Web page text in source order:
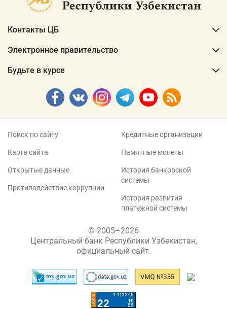
Контакты ЦБ
Электронное правительство
Будьте в курсе
Поиск по сайту
Карта сайта
Открытые данные
Противодействие коррупции
Кредитные организации
Памятные монеты
История банковской
системы
История развития
платежной системы
© 2005–2026
Центральный банк Республики Узбекистан,
официальный сайт.